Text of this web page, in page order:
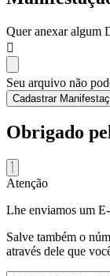
Quer anexar algum
Seu arquivo não
Cadastrar
Obrigado
Atenção
Lhe enviamos um
Salve também o
através dele que